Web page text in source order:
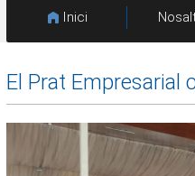
Inici
El Prat Empresarial